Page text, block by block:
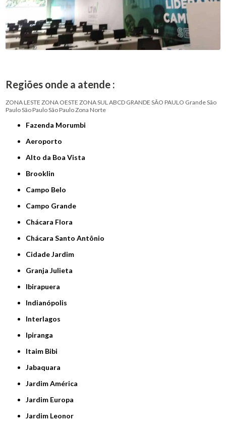
Regiões onde a atende :
ZONA LESTE ZONA OESTE ZONA SULABCD GRANDE SÃO PAULO Grande São
PauloSão PauloSão PauloZona Norte
Fazenda Morumbi
Aeroporto
Alto da Boa Vista
Brooklin
Campo Belo
Campo Grande
Chácara Flora
Chácara Santo Antônio
Cidade Jardim
Granja Julieta
Ibirapuera
Indianópolis
Interlagos
Ipiranga
Itaim Bibi
Jabaquara
Jardim América
Jardim Europa
Jardim Leonor